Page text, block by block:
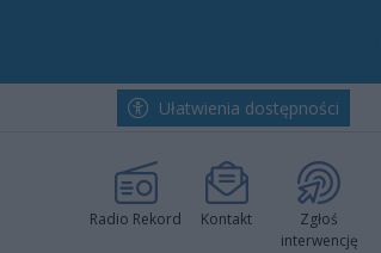
Ułatwienia dostępności
Radio Rekord Kontakt
Zgłoś
interwencję